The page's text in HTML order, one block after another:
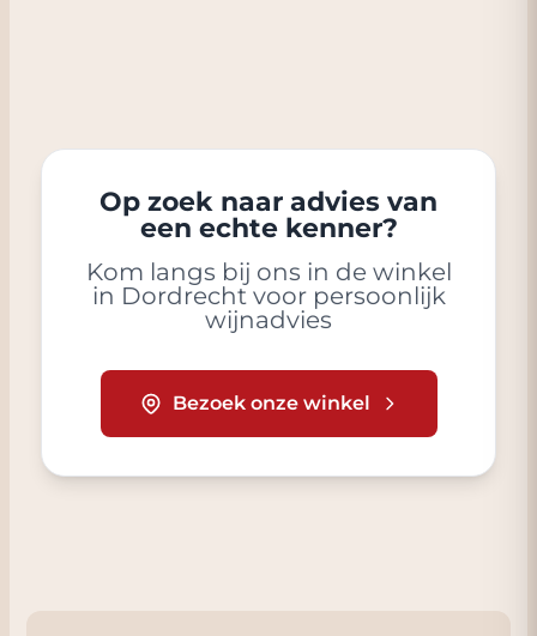
Op zoek naar advies van
een echte kenner?
Kom langs bij ons in de winkel
in Dordrecht voor persoonlijk
wijnadvies
Bezoek onze winkel